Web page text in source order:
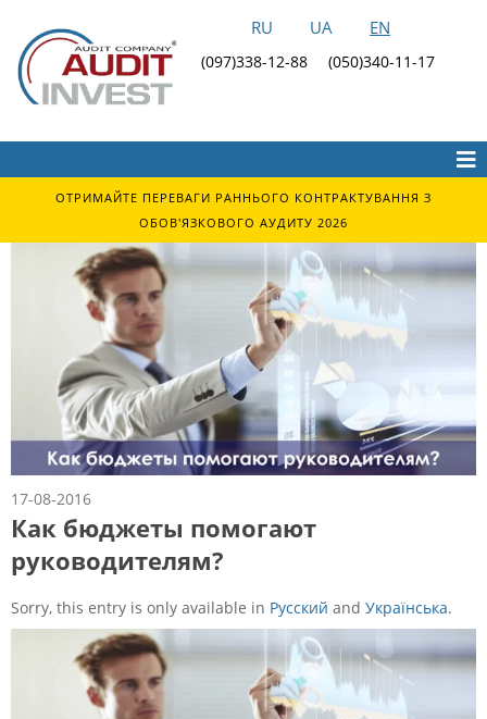
RU UA EN
(097)338-12-88 (050)340-11-17
ОТРИМАЙТЕ ПЕРЕВАГИ РАННЬОГО КОНТРАКТУВАННЯ З
ОБОВ'ЯЗКОВОГО АУДИТУ 2026
17-08-2016
Как бюджеты помогают
руководителям?
Sorry, this entry is only available in Русский and Українська.